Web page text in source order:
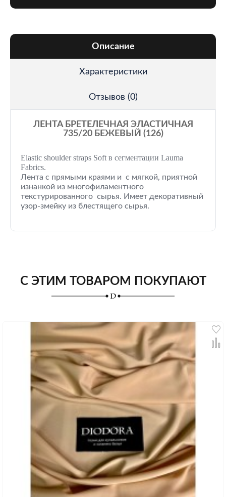
Описание
Характеристики
Отзывов (0)
ЛЕНТА БРЕТЕЛЕЧНАЯ ЭЛАСТИЧНАЯ
735/20 БЕЖЕВЫЙ (126)
Elastic shoulder straps Soft в сегментации Lauma
Fabrics.
Лента с прямыми краями и с мягкой, приятной
изнанкой из многофиламентного
текстурированного сырья. Имеет декоративный
узор-змейку из блестящего сырья.
С ЭТИМ ТОВАРОМ ПОКУПАЮТ